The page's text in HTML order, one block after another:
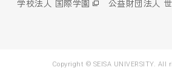
学校法人 国際学園
公益財団法人
Copyright © SEISA UNIVERSITY. All